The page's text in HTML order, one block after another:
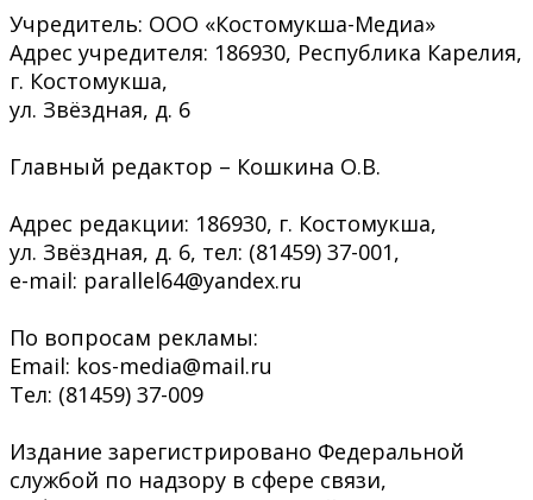
Учредитель: ООО «Костомукша-Медиа»
Адрес учредителя: 186930, Республика Карелия,
г. Костомукша,
ул. Звёздная, д. 6
Главный редактор – Кошкина О.В.
Адрес редакции: 186930, г. Костомукша,
ул. Звёздная, д. 6, тел: (81459) 37-001,
e-mail: parallel64@yandex.ru
По вопросам рекламы:
Email: kos-media@mail.ru
Тел: (81459) 37-009
Издание зарегистрировано Федеральной
службой по надзору в сфере связи,